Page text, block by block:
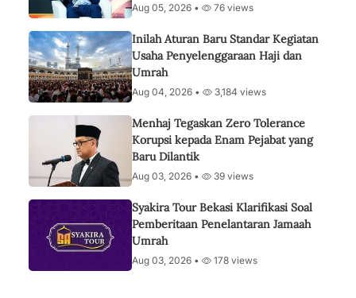
Aug 05, 2026 • 76 views
Inilah Aturan Baru Standar Kegiatan
Usaha Penyelenggaraan Haji dan
Umrah
Aug 04, 2026 • 3,184 views
Menhaj Tegaskan Zero Tolerance
Korupsi kepada Enam Pejabat yang
Baru Dilantik
Aug 03, 2026 • 39 views
Syakira Tour Bekasi Klarifikasi Soal
Pemberitaan Penelantaran Jamaah
Umrah
Aug 03, 2026 • 178 views